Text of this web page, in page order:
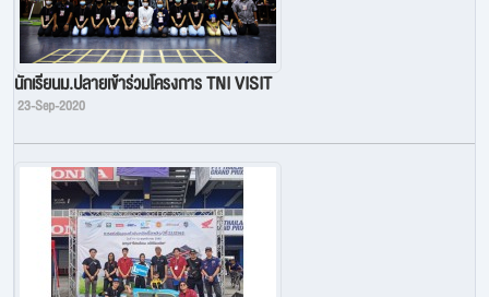
นักเรียนม.ปลายเข้าร่วมโครงการ TNI VISIT
23-Sep-2020